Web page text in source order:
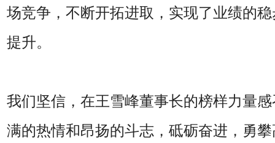
场竞争，不断开拓进取，实现了业绩的
提升。
我们坚信，在王雪峰董事长的榜样力量
满的热情和昂扬的斗志，砥砺奋进，勇